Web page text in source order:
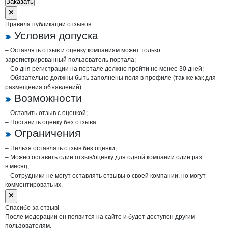
Правила публикации отзывов
Условия допуска
– Оставлять отзыв и оценку компаниям может только
зарегистрированный пользователь портала;
– Со дня регистрации на портале должно пройти не менее 30 дней;
– Обязательно должны быть заполнены поля в профиле (так же как для
размещения объявлений).
Возможности
– Оставить отзыв с оценкой;
– Поставить оценку без отзыва.
Ограничения
– Нельзя оставлять отзыв без оценки;
– Можно оставить один отзыв/оценку для одной компании один раз
в месяц;
– Сотрудники не могут оставлять отзывы о своей компании, но могут
комментировать их.
Спасибо за отзыв!
После модерации он появится на сайте и будет доступен другим
пользователям.